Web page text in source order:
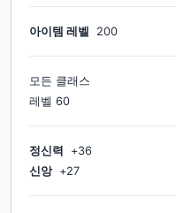
아이템 레벨 200
모든 클래스
레벨 60
정신력 +36
신앙 +27